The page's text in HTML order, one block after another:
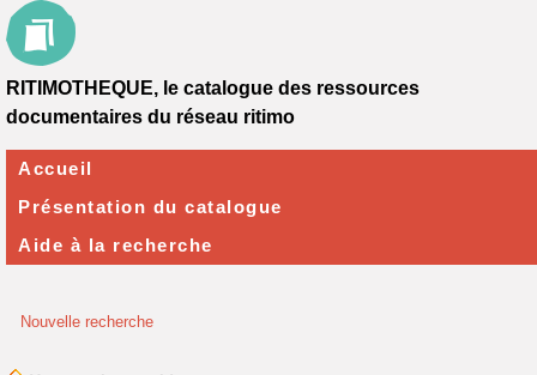
Nouvelle recherche
RITIMOTHEQUE, le catalogue des ressources
documentaires du réseau ritimo
Accueil
Présentation du catalogue
Aide à la recherche